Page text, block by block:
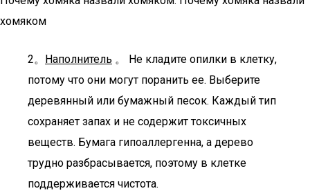
хомяком
2。 Наполнитель 。 Не кладите опилки в клетку,
потому что они могут поранить ее. Выберите
деревянный или бумажный песок. Каждый тип
сохраняет запах и не содержит токсичных
веществ. Бумага гипоаллергенна, а дерево
трудно разбрасывается, поэтому в клетке
поддерживается чистота.